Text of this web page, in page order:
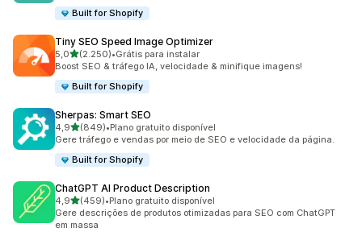
Built for Shopify
Tiny SEO Speed Image Optimizer
5,0de 5 estrelas
(2.250)
2250 avaliações ao todo
•Grátis para instalar
Boost SEO & tráfego IA, velocidade & minifique imagens!
Built for Shopify
Sherpas: Smart SEO
4,9de 5 estrelas
(849)
849 avaliações ao todo
•Plano gratuito disponível
Gere tráfego e vendas por meio de SEO e velocidade da página.
Built for Shopify
ChatGPT AI Product Description
4,9de 5 estrelas
(459)
459 avaliações ao todo
•Plano gratuito disponível
Gere descrições de produtos otimizadas para SEO com ChatGPT
em massa